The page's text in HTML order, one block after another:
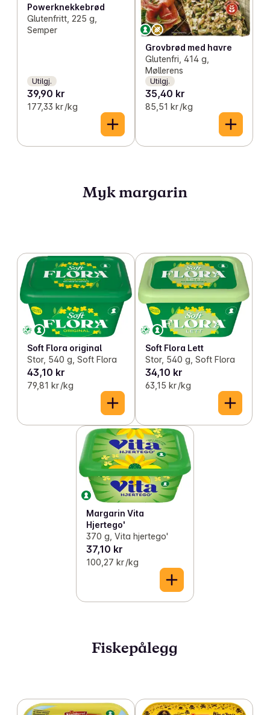
Powerknekkebrød
Glutenfritt, 225 g,
Semper
Utilgj.
39,90 kr
177,33 kr /kg
Grovbrød med havre
Glutenfri, 414 g,
Møllerens
Utilgj.
35,40 kr
85,51 kr /kg
Myk margarin
Soft Flora original
Stor, 540 g, Soft Flora
43,10 kr
79,81 kr /kg
Soft Flora Lett
Stor, 540 g, Soft Flora
34,10 kr
63,15 kr /kg
Margarin Vita
Hjertego'
370 g, Vita hjertego'
37,10 kr
100,27 kr /kg
Fiskepålegg